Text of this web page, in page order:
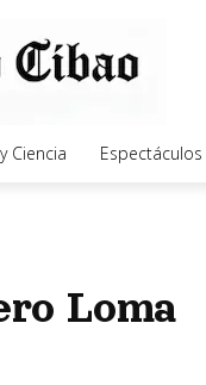
Ciencia Espectáculos
Loma